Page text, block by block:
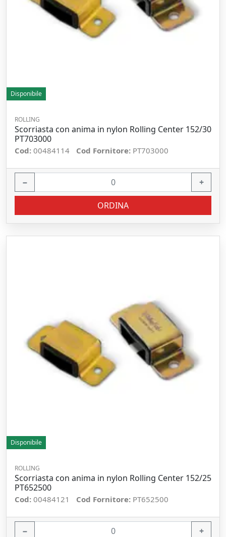
Disponibile
ROLLING
Scorriasta con anima in nylon Rolling Center 152/30
PT703000
Cod: 00484114 Cod Fornitore: PT703000
− +
ORDINA
Disponibile
ROLLING
Scorriasta con anima in nylon Rolling Center 152/25
PT652500
Cod: 00484121 Cod Fornitore: PT652500
− +